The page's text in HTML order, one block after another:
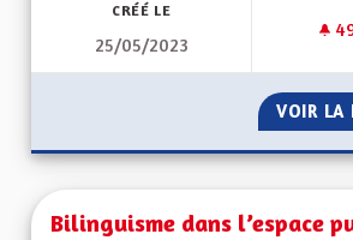
CRÉÉ LE
25/05/2023
VOIR LA
Bilinguisme dans l’espace